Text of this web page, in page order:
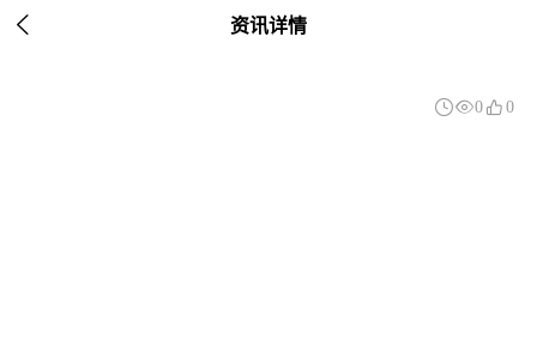
 资讯详情
0  0